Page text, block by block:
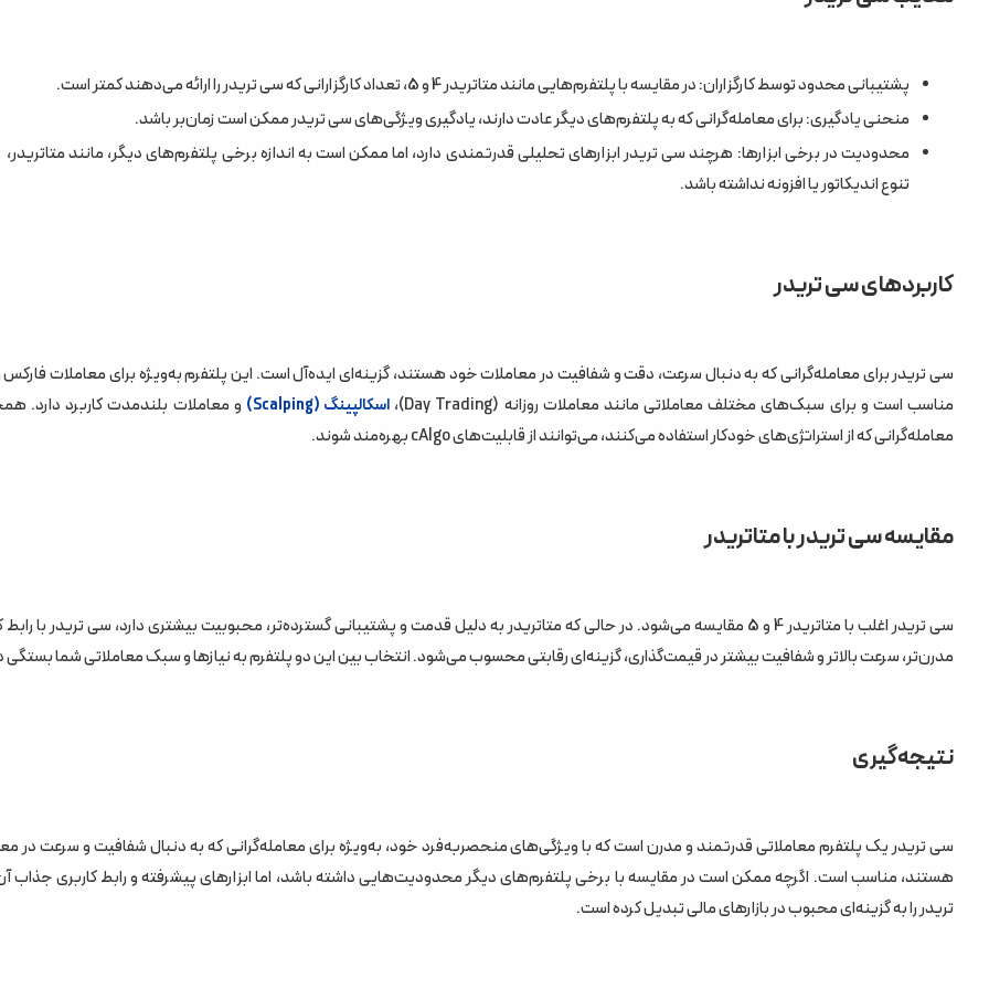
پشتیبانی محدود توسط کارگزاران: در مقایسه با پلتفرم‌هایی مانند متاتریدر 4 و 5، تعداد کارگزارانی که سی تریدر را ارائه می‌دهند کمتر است.
منحنی یادگیری: برای معامله‌گرانی که به پلتفرم‌های دیگر عادت دارند، یادگیری ویژگی‌های سی تریدر ممکن است زمان‌بر باشد.
محدودیت در برخی ابزارها: هرچند سی تریدر ابزارهای تحلیلی قدرتمندی دارد، اما ممکن است به اندازه برخی پلتفرم‌های دیگر، مانند متاتریدر،
تنوع اندیکاتور یا افزونه نداشته باشد.
کاربردهای سی تریدر
مناسب است و برای سبک‌های مختلف معاملاتی مانند معاملات روزانه (Day Trading)،
اسکالپینگ (Scalping)
و معاملات بلندمدت کاربرد دارد.
معامله‌گرانی که از استراتژی‌های خودکار استفاده می‌کنند، می‌توانند از قابلیت‌های cAlgo بهره‌مند شوند.
مقایسه سی تریدر با متاتریدر
سی تریدر اغلب با متاتریدر 4 و 5 مقایسه می‌شود. در حالی که متاتریدر به دلیل قدمت و پشتیبانی گسترده‌تر، محبوبیت بیشتری دارد، سی تریدر با
مدرن‌تر، سرعت بالاتر و شفافیت بیشتر در قیمت‌گذاری، گزینه‌ای رقابتی محسوب می‌شود. انتخاب بین این دو پلتفرم به نیازها و سبک معاملاتی شما بستگی
نتیجه‌گیری
سی تریدر یک پلتفرم معاملاتی قدرتمند و مدرن است که با ویژگی‌های منحصربه‌فرد خود، به‌ویژه برای معامله‌گرانی که به دنبال شفافیت و سرعت در
هستند، مناسب است. اگرچه ممکن است در مقایسه با برخی پلتفرم‌های دیگر محدودیت‌هایی داشته باشد، اما ابزارهای پیشرفته و رابط کاربری جذاب
تریدر را به گزینه‌ای محبوب در بازارهای مالی تبدیل کرده است.